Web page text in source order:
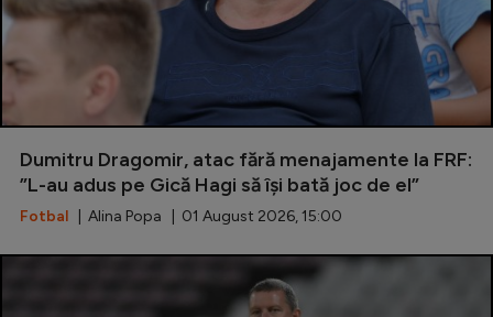
Dumitru Dragomir, atac fără menajamente la FRF:
”L-au adus pe Gică Hagi să își bată joc de el”
Fotbal | Alina Popa | 01 August 2026, 15:00